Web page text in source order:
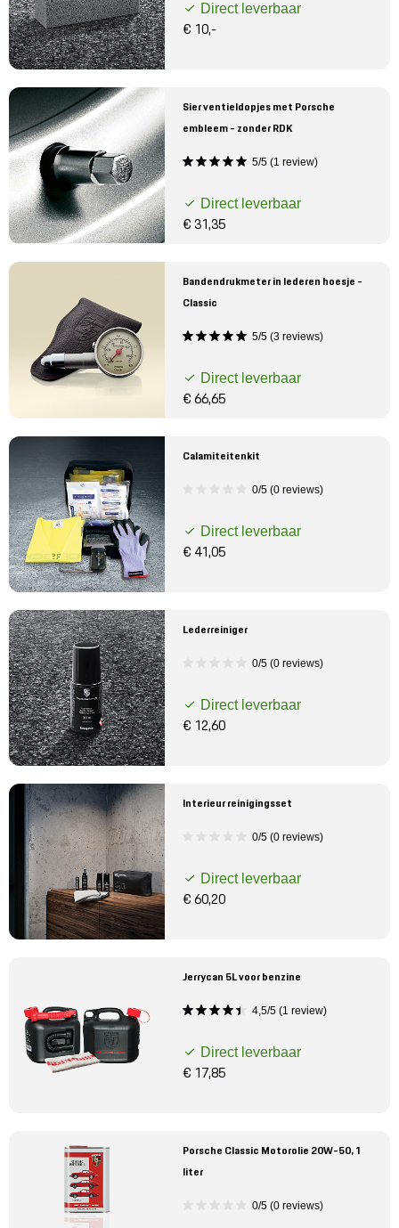
Direct leverbaar
€ 10,-
Sier ventieldopjes met Porsche
embleem - zonder RDK
5/5 (1 review)
Direct leverbaar
€ 31,35
Bandendrukmeter in lederen hoesje -
Classic
5/5 (3 reviews)
Direct leverbaar
€ 66,65
Calamiteitenkit
0/5 (0 reviews)
Direct leverbaar
€ 41,05
Lederreiniger
0/5 (0 reviews)
Direct leverbaar
€ 12,60
Interieur reinigingsset
0/5 (0 reviews)
Direct leverbaar
€ 60,20
Jerrycan 5L voor benzine
4,5/5 (1 review)
Direct leverbaar
€ 17,85
Porsche Classic Motorolie 20W-50, 1
liter
0/5 (0 reviews)